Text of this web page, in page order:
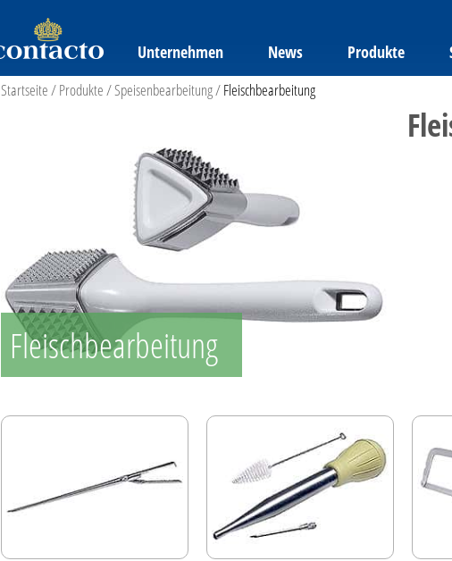
Unternehmen News Produkte
Startseite/Produkte/Speisenbearbeitung/Fleischbearbeitung
Fleischbearbeitung